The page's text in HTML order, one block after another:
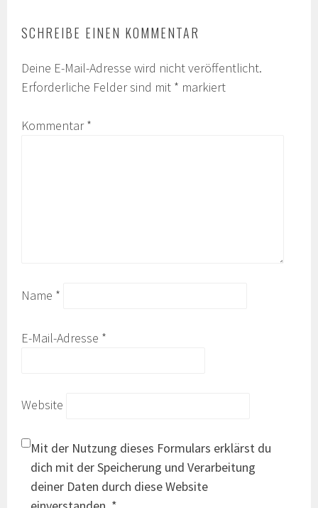
SCHREIBE EINEN KOMMENTAR
Deine E-Mail-Adresse wird nicht veröffentlicht.
Erforderliche Felder sind mit * markiert
Kommentar*
Name *
E-Mail-Adresse *
Website
Mit der Nutzung dieses Formulars erklärst du
dich mit der Speicherung und Verarbeitung
deiner Daten durch diese Website